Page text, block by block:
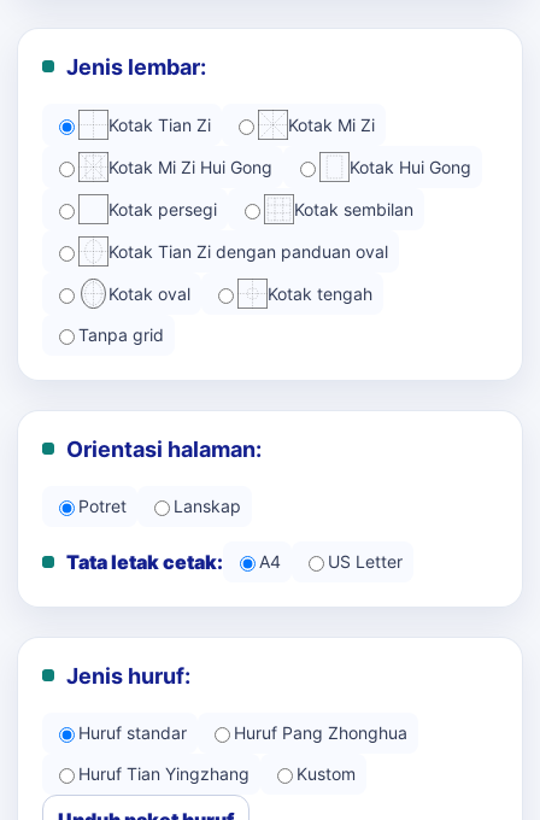
Jenis lembar:
Kotak Tian Zi Kotak Mi Zi
Kotak Mi Zi Hui Gong Kotak Hui Gong
Kotak persegi Kotak sembilan
Kotak Tian Zi dengan panduan oval
Kotak oval Kotak tengah
Tanpa grid
Orientasi halaman:
Potret Lanskap
Tata letak cetak: A4 US Letter
Jenis huruf:
Huruf standar
Huruf Pang Zhonghua
Huruf Tian Yingzhang
Kustom